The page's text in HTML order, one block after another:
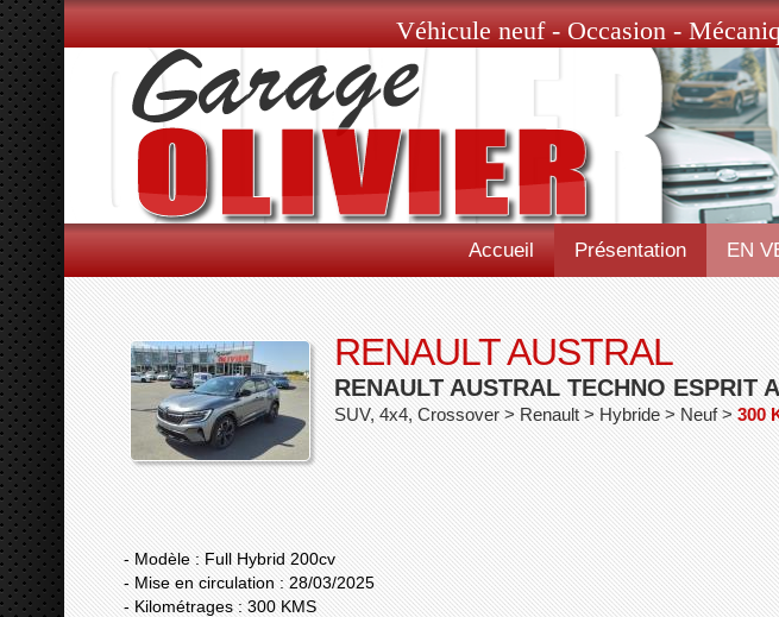
Véhicule neuf - Occasion -
Accueil Présentation EN
RENAULT AUSTRAL
RENAULT AUSTRAL TECHNO ESPRIT
SUV, 4x4, Crossover > Renault > Hybride > Neuf >300
- Modèle : Full Hybrid 200cv
- Mise en circulation : 28/03/2025
- Kilométrages : 300 KMS